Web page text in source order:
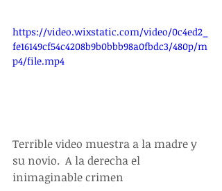
https://video.wixstatic.com/video/0c4ed2_
fe16149cf54c4208b9b0bbb98a0fbdc3/480p/m
p4/file.mp4
Terrible video muestra a la madre y
su novio.  A la derecha el
inimaginable crimen